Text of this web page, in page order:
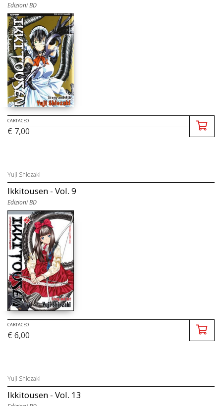
Edizioni BD
CARTACEO
€ 7,00
Yuji Shiozaki
Ikkitousen - Vol. 9
Edizioni BD
CARTACEO
€ 6,00
Yuji Shiozaki
Ikkitousen - Vol. 13